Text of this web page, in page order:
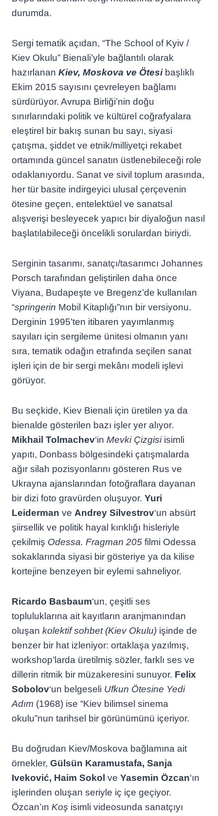
durumda.
Sergi tematik açıdan, “The School of Kyiv /
Kiev Okulu” Bienali’yle bağlantılı olarak
hazırlanan Kiev, Moskova ve Ötesibaşlıklı
Ekim 2015 sayısını çevreleyen bağlamı
sürdürüyor. Avrupa Birliği’nin doğu
sınırlarındaki politik ve kültürel coğrafyalara
eleştirel bir bakış sunan bu sayı, siyasi
çatışma, şiddet ve etnik/milliyetçi rekabet
ortamında güncel sanatın üstlenebileceği role
odaklanıyordu. Sanat ve sivil toplum arasında,
her tür basite indirgeyici ulusal çerçevenin
ötesine geçen, entelektüel ve sanatsal
alışverişi besleyecek yapıcı bir diyaloğun nasıl
başlatılabileceği öncelikli sorulardan biriydi.
Serginin tasarımı, sanatçı/tasarımcı Johannes
Porsch tarafından geliştirilen daha önce
Viyana, Budapeşte ve Bregenz’de kullanılan
“springerin Mobil Kitaplığı”nın bir versiyonu.
Derginin 1995’ten itibaren yayımlanmış
sayıları için sergileme ünitesi olmanın yanı
sıra, tematik odağın etrafında seçilen sanat
işleri için de bir sergi mekânı modeli işlevi
görüyor.
Bu seçkide, Kiev Bienali için üretilen ya da
bienalde gösterilen bazı işler yer alıyor.
Mikhail Tolmachev‘in Mevki Çizgisi isimli
yapıtı, Donbass bölgesindeki çatışmalarda
ağır silah pozisyonlarını gösteren Rus ve
Ukrayna ajanslarından fotoğraflara dayanan
bir dizi foto gravürden oluşuyor. Yuri
Leiderman ve Andrey Silvestrov‘un absürt
şiirsellik ve politik hayal kırıklığı hisleriyle
çekilmiş Odessa. Fragman 205 filmi Odessa
sokaklarında siyasi bir gösteriye ya da kilise
kortejine benzeyen bir eylemi sahneliyor.
Ricardo Basbaum‘un, çeşitli ses
topluluklarına ait kayıtların aranjmanından
oluşan kolektif sohbet (Kiev Okulu) işinde de
benzer bir hat izleniyor: ortaklaşa yazılmış,
workshop’larda üretilmiş sözler, farklı ses ve
dillerin ritmik bir müzakeresini sunuyor. Felix
Sobolov‘un belgeseli Ufkun Ötesine Yedi
Adım (1968) ise “Kiev bilimsel sinema
okulu”nun tarihsel bir görünümünü içeriyor.
Bu doğrudan Kiev/Moskova bağlamına ait
örnekler, Gülsün Karamustafa, Sanja
Iveković, Haim Sokol ve Yasemin Özcan‘ın
işlerinden oluşan seriyle iç içe geçiyor.
Özcan’ın Koş isimli videosunda sanatçıyı